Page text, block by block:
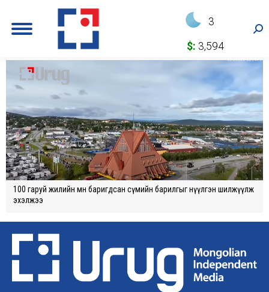
3
$: 3,594
100 гаруй жилийн өмнө баригдсан сүмийн барилгыг нүүлгэн шилжүүлж
эхэлжээ